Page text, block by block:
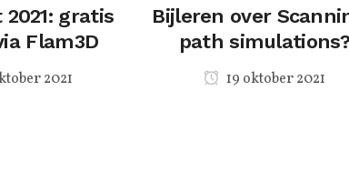
gratis
Flam3D
2021
Bijleren over
path simulations?
19 oktober 2021